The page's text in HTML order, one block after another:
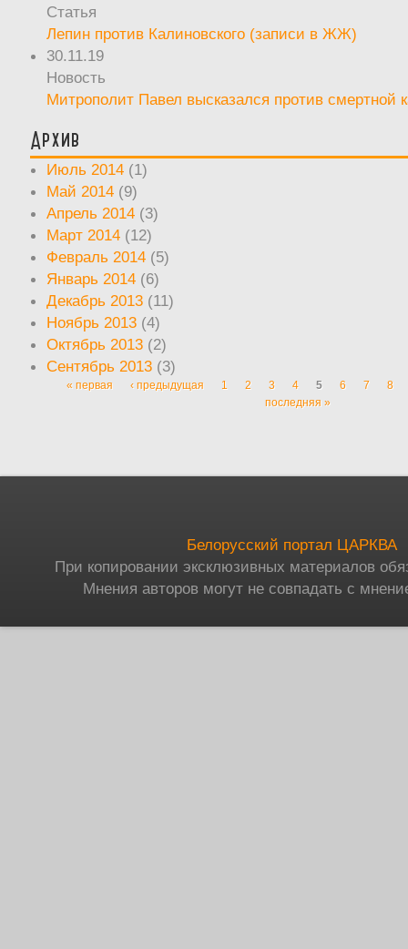
Статья
Лепин против Калиновского (записи в ЖЖ)
30.11.19
Новость
Митрополит Павел высказался против смертной
Архив
Июль 2014 (1)
Май 2014 (9)
Апрель 2014 (3)
Март 2014 (12)
Февраль 2014 (5)
Январь 2014 (6)
Декабрь 2013 (11)
Ноябрь 2013 (4)
Октябрь 2013 (2)
Сентябрь 2013 (3)
Страницы
« первая ‹ предыдущая 1 2 3 4 5 6 7
8
последняя »
Белорусский портал ЦАРКВА
При копировании эксклюзивных материалов
Мнения авторов могут не совпадать с